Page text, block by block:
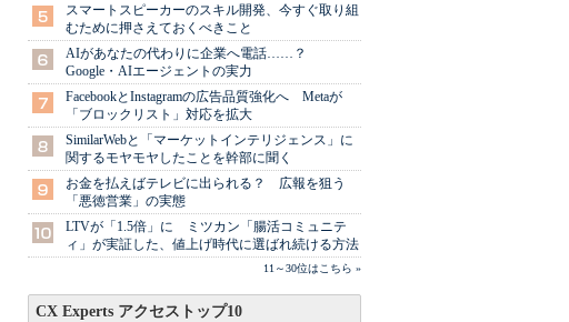
スマートスピーカーのスキル開発、今すぐ取り組
むために押さえておくべきこと
AIがあなたの代わりに企業へ電話……？
Google・AIエージェントの実力
FacebookとInstagramの広告品質強化へ Metaが
「ブロックリスト」対応を拡大
SimilarWebと「マーケットインテリジェンス」に
関するモヤモヤしたことを幹部に聞く
お金を払えばテレビに出られる？ 広報を狙う
「悪徳営業」の実態
LTVが「1.5倍」に ミツカン「腸活コミュニテ
ィ」が実証した、値上げ時代に選ばれ続ける方法
11～30位はこちら »
CX Experts アクセストップ10